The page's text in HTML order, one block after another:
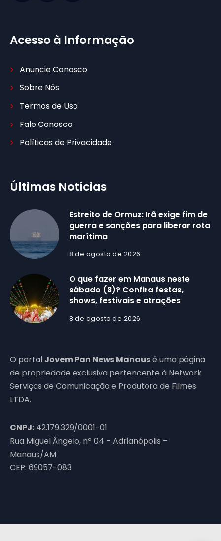
Acesso à Informação
Anuncie Conosco
Sobre Nós
Termos de Uso
Fale Conosco
Políticas de Privacidade
Últimas Notícias
Estreito de Ormuz: Irã exige fim de
guerra e sanções para liberar rota
marítima
8 de agosto de 2026
O que fazer em Manaus neste
sábado (8)? Confira festas,
shows, festivais e atrações
8 de agosto de 2026
O portal Jovem Pan News Manausé uma página
de propriedade exclusiva pertencente à Network
Serviços de Comunicação e Produtora de Filmes
LTDA.
CNPJ: 42.179.329/0001-01
Rua Miguel Ângelo, nº 04 – Adrianópolis –
Manaus/AM
CEP: 69057-083